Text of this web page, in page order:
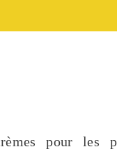
pour les